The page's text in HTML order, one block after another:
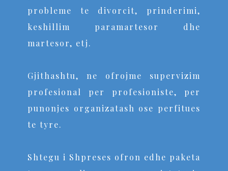
probleme te divorcit, prinderimi,
keshillim paramartesor dhe
martesor, etj.
Gjithashtu, ne ofrojme supervizim
profesional per profesioniste, per
punonjes organizatash ose perfitues
te tyre.
Shtegu i Shpreses ofron edhe paketa